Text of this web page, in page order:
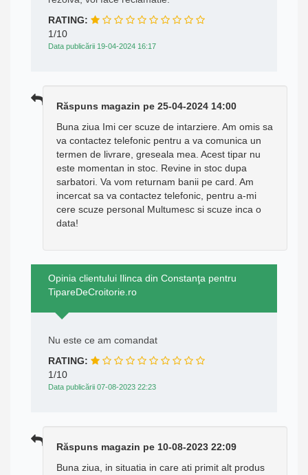
RATING:
1/10
Data publicării 19-04-2024 16:17
Răspuns magazin pe 25-04-2024 14:00
Buna ziua Imi cer scuze de intarziere. Am omis sa
va contactez telefonic pentru a va comunica un
termen de livrare, greseala mea. Acest tipar nu
este momentan in stoc. Revine in stoc dupa
sarbatori. Va vom returnam banii pe card. Am
incercat sa va contactez telefonic, pentru a-mi
cere scuze personal Multumesc si scuze inca o
data!
Opinia clientului Ilinca din Constanţa pentru
TipareDeCroitorie.ro
Nu este ce am comandat
RATING:
1/10
Data publicării 07-08-2023 22:23
Răspuns magazin pe 10-08-2023 22:09
Buna ziua, in situatia in care ati primit alt produs